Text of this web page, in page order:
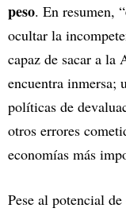
peso. En resumen, “
ocultar la
capaz de sacar a la
encuentra inmersa;
políticas de
otros errores
economías más
Pese al potencial